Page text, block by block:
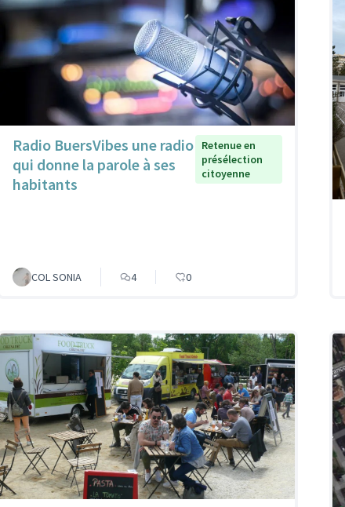
Radio BuersVibes une radio
qui donne la parole à ses
habitants
Retenue en
présélection
citoyenne
COL SONIA 4 0